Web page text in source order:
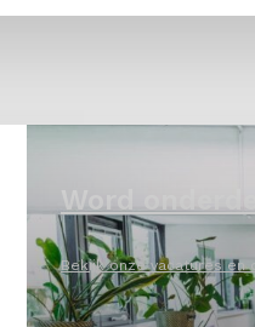
Word
Bekijk onze vacatures en